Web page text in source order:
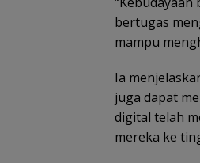
bertugas
mampu
Ia
juga dapat
digital telah
mereka ke